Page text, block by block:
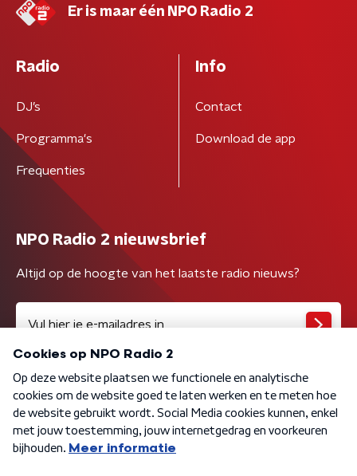
Er is maar één NPO Radio 2
Radio
DJ’s
Programma's
Frequenties
Info
Contact
Download de app
NPO Radio 2 nieuwsbrief
Altijd op de hoogte van het laatste radio nieuws?
Algemene voorwaarden